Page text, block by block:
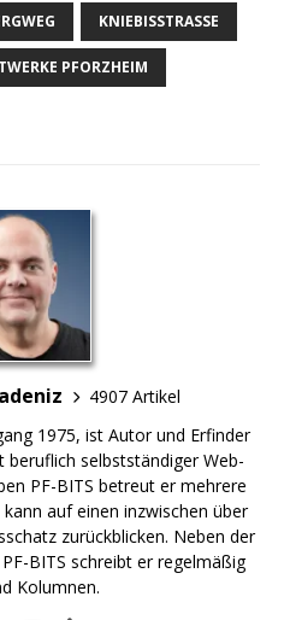
KNIEBISSTRASSE
PFORZHEIM
4907 Artikel
1975, ist Autor und Erfinder
beruflich selbstständiger Web-
PF-BITS betreut er mehrere
auf einen inzwischen über
zurückblicken. Neben der
BITS schreibt er regelmäßig
Kolumnen.